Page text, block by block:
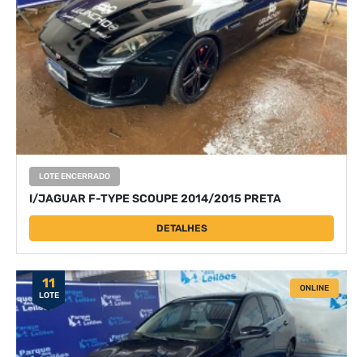
LOTE ENCERRADO
I/JAGUAR F-TYPE SCOUPE 2014/2015 PRETA
DETALHES
11
LOTE
ONLINE